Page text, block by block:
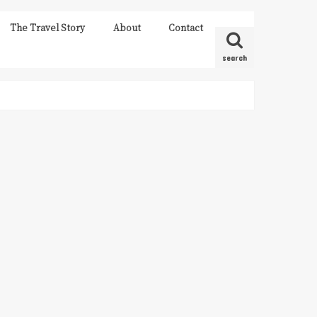
search
The Travel Story About Contact